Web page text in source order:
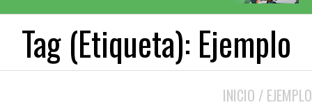
Tag (Etiqueta): Ejemplo
INICIO / EJEMPLO